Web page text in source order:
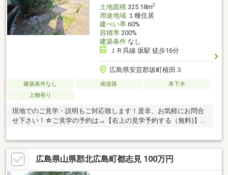
土地面積325.18m2
用途地域１種住居
建ぺい率60%
容積率200%
建築条件なし
ＪＲ呉線 坂駅 徒歩16分
広島県安芸郡坂町植田３
建築条件なし 南道路
本下水
上物有り
現地でのご見学・説明もご対応致します！是非、お気軽にお問合
せ下さい！☆ご見学の予約は→【右上の見学予約する（無料)】を
730広島県内に５店舗！地域密着型のトータテ！【取扱物件７０
８７件 その内未公開物件３０９４件ご用意しています】トータ
テのホームページもぜひご覧くださ
い！!https://jyuhan.totate.co.jp/
広島県山県郡北広島町都志見 100万円